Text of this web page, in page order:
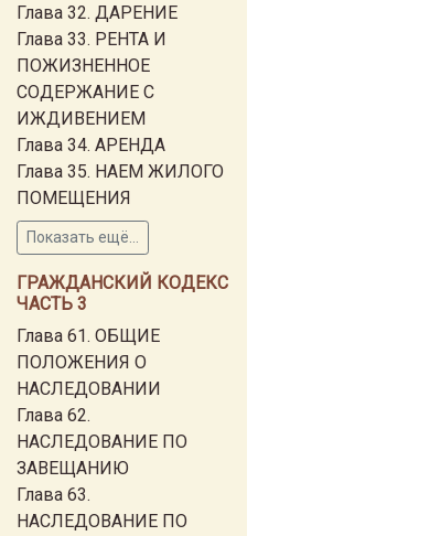
Глава 32. ДАРЕНИЕ
Глава 33. РЕНТА И
ПОЖИЗНЕННОЕ
СОДЕРЖАНИЕ С
ИЖДИВЕНИЕМ
Глава 34. АРЕНДА
Глава 35. НАЕМ ЖИЛОГО
ПОМЕЩЕНИЯ
Показать ещё...
ГРАЖДАНСКИЙ КОДЕКС
ЧАСТЬ 3
Глава 61. ОБЩИЕ
ПОЛОЖЕНИЯ О
НАСЛЕДОВАНИИ
Глава 62.
НАСЛЕДОВАНИЕ ПО
ЗАВЕЩАНИЮ
Глава 63.
НАСЛЕДОВАНИЕ ПО